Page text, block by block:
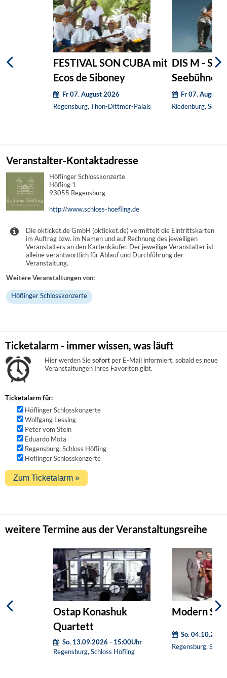
FESTIVAL SON CUBA mit
Ecos de Siboney
Fr 07. August 2026
Regensburg, Thon-Dittmer-Palais
DIS M -
Seebühne
Fr 07. August
Riedenburg,
Veranstalter-Kontaktadresse
Höflinger Schlosskonzerte
Höfling 1
93055 Regensburg
http://www.schloss-hoefling.de
Die okticket.de GmbH (okticket.de) vermittelt die Eintrittskarten
im Auftrag bzw. im Namen und auf Rechnung des jeweiligen
Veranstalters an den Kartenkäufer. Der jeweilige Veranstalter ist
alleine verantwortlich für Ablauf und Durchführung der
Veranstaltung.
Weitere Veranstaltungen von:
Höflinger Schlosskonzerte
Ticketalarm - immer wissen, was läuft
Hier werden Siesofort per E-Mail informiert, sobald es neue
Veranstaltungen Ihres Favoriten gibt.
Ticketalarm für:
Höflinger Schlosskonzerte
Wolfgang Lessing
Peter vom Stein
Eduardo Mota
Regensburg, Schloss Höfling
Höflinger Schlosskonzerte
weitere Termine aus der Veranstaltungsreihe
Ostap Konashuk
Quartett
So. 13.09.2026 - 15:00Uhr
Regensburg, Schloss Höfling
Modern
So.
Regensburg,